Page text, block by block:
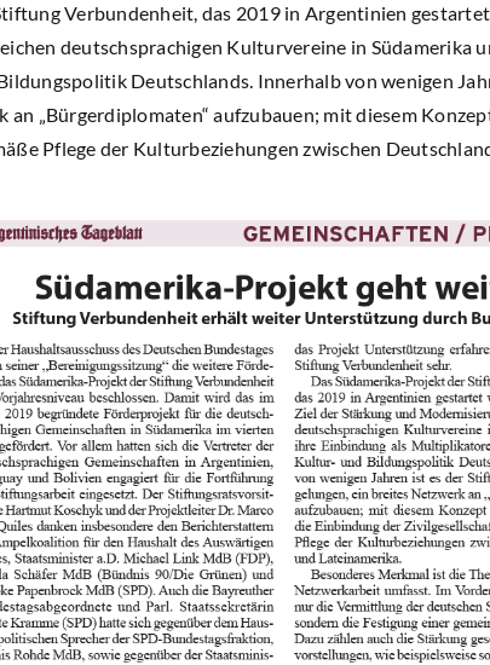
Verbundenheit, das 2019 in Argentinien
deutschsprachigen Kulturvereine in Südamerika
Deutschlands. Innerhalb von wenigen
an „Bürgerdiplomaten“ aufzubauen; mit diesem
Pflege der Kulturbeziehungen zwischen